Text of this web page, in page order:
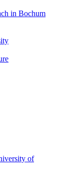
in Bochum
of